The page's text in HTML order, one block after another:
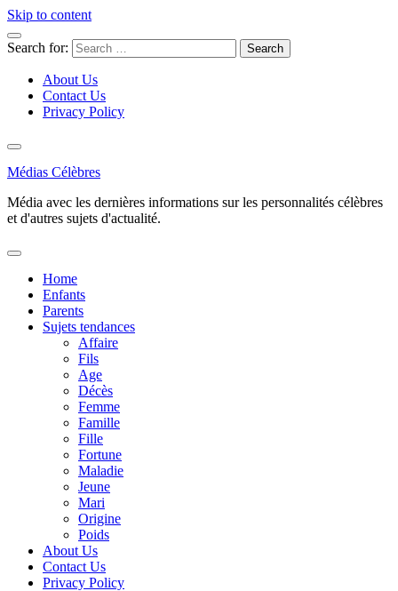
Skip to content
Search for:
About Us
Contact Us
Privacy Policy
Médias Célèbres
Média avec les dernières informations sur les personnalités célèbres
et d'autres sujets d'actualité.
Home
Enfants
Parents
Sujets tendances
Affaire
Fils
Age
Décès
Femme
Famille
Fille
Fortune
Maladie
Jeune
Mari
Origine
Poids
About Us
Contact Us
Privacy Policy